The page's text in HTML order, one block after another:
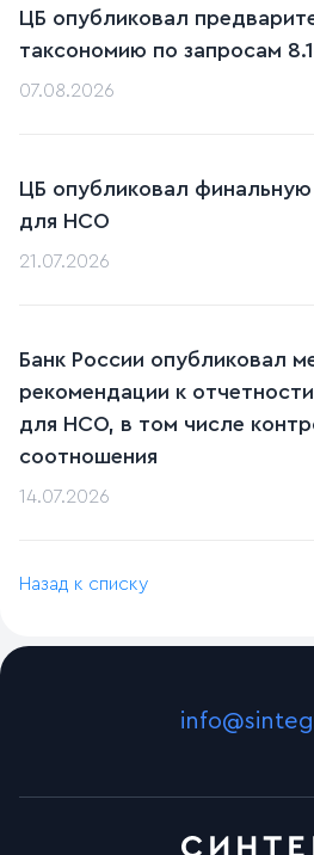
ЦБ опубликовал
таксономию по запросам
07.08.2026
ЦБ опубликовал
для НСО
21.07.2026
Банк России опубликовал
рекомендации к
для НСО, в том числе
соотношения
14.07.2026
Назад к списку